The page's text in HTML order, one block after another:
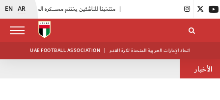
EN AR اتحاد الكرة يُنظم ورشة عمل للمراقبين المعتمدين |
UAE FOOTBALL ASSOCIATION | اتحاد الإمارات العربية المتحدة لكرة القدم
الأخبار